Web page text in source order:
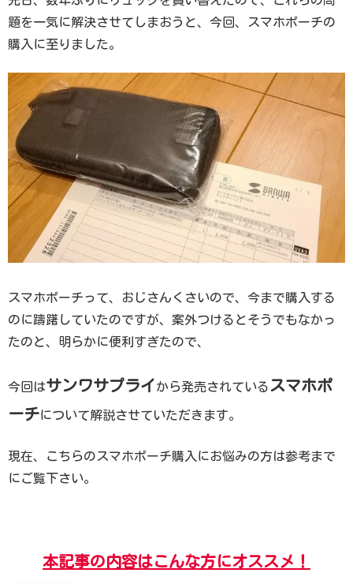
題を一気に解決させてしまおうと、今回、スマホポーチの
購入に至りました。
スマホポーチって、おじさんくさいので、今まで購入する
のに躊躇していたのですが、案外つけるとそうでもなかっ
たのと、明らかに便利すぎたので、
今回はサンワサプライから発売されている スマホポ
ーチについて解説させていただきます。
現在、こちらのスマホポーチ購入にお悩みの方は参考まで
にご覧下さい。
本記事の内容はこんな方にオススメ！